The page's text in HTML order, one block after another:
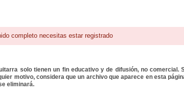
completo necesitas estar registrado
solo tienen un fin educativo y de difusión, no comercial.
motivo, considera que un archivo que aparece en esta
eliminará.